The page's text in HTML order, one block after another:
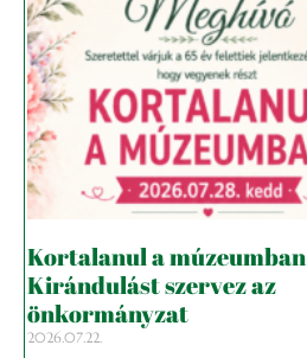
Kortalanul a
Kirándulást szervez az
önkormányzat
2026.07.22.